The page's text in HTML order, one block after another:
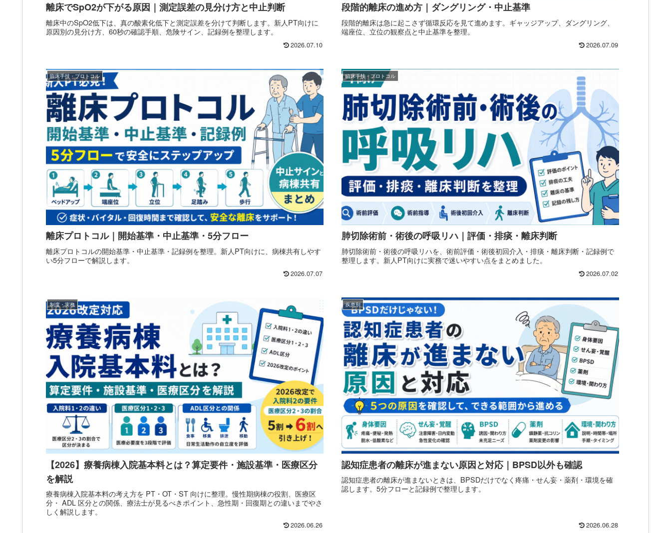
離床でSpO2が下がる原因｜測定誤差の見分け方と中止判断
離床中のSpO2低下は、真の酸素化低下と測定誤差を分けて判断します。新人PT向けに
原因別の見分け方、60秒の確認手順、危険サイン、記録例を整理します。
2026.07.10
段階的離床の進め方｜ダングリング・中止基準
段階的離床は急に起こさず循環反応を見て進めます。ギャッジアップ、ダングリング、
端座位、立位の観察点と中止基準を整理。
2026.07.09
臨床手技・プロトコル
離床プロトコル｜開始基準・中止基準・5分フロー
離床プロトコルの開始基準・中止基準・記録例を整理。新人PT向けに、病棟共有しやす
い5分フローで解説します。
2026.07.07
臨床手技・プロトコル
肺切除術前・術後の呼吸リハ｜評価・排痰・離床判断
肺切除術前・術後の呼吸リハを、術前評価・術後初回介入・排痰・離床判断・記録例で
整理します。新人PT向けに実務で迷いやすい点をまとめました。
2026.07.02
制度・実務
【2026】療養病棟入院基本料とは？算定要件・施設基準・医療区分
を解説
療養病棟入院基本料の考え方を PT・OT・ST 向けに整理。慢性期病棟の役割、医療区
分・ ADL 区分との関係、療法士が見るべきポイント、急性期・回復期との違いまでやさ
しく解説します。
2026.06.26
疾患別
認知症患者の離床が進まない原因と対応｜BPSD以外も確認
認知症患者の離床が進まないときは、BPSDだけでなく疼痛・せん妄・薬剤・環境を確
認します。5分フローと記録例で整理します。
2026.06.28